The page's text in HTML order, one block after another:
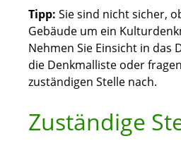
Tipp: Sie sind nicht sicher,
Gebäude um ein
Nehmen Sie Einsicht in das
die Denkmalliste oder
zuständigen Stelle nach.
Zuständige